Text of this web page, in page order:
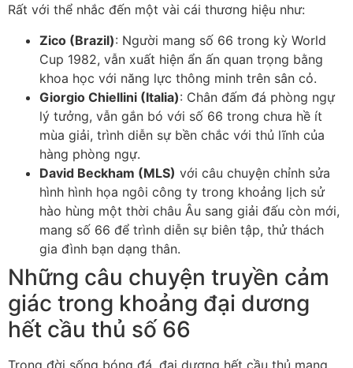
Rất với thể nhắc đến một vài cái thương hiệu như:
Zico (Brazil): Người mang số 66 trong kỳ World
Cup 1982, vẫn xuất hiện ẩn ấn quan trọng bằng
khoa học với năng lực thông minh trên sân cỏ.
Giorgio Chiellini (Italia): Chân đấm đá phòng ngự
lý tưởng, vẫn gắn bó với số 66 trong chưa hề ít
mùa giải, trình diễn sự bền chắc với thủ lĩnh của
hàng phòng ngự.
David Beckham (MLS) với câu chuyện chỉnh sửa
hình hình họa ngôi công ty trong khoảng lịch sử
hào hùng một thời châu Âu sang giải đấu còn mới,
mang số 66 để trình diễn sự biên tập, thử thách
gia đình bạn dạng thân.
Những câu chuyện truyền cảm
giác trong khoảng đại dương
hết cầu thủ số 66
Trong đời sống bóng đá, đại dương hết cầu thủ mang